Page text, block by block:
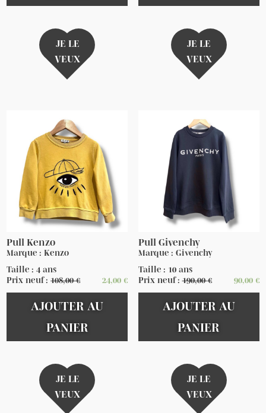
JE LE
VEUX
JE LE
VEUX
Pull Kenzo
Marque : Kenzo
Taille : 4 ans
Prix neuf :108,00€ 24,00 €
AJOUTER AU
PANIER
JE LE
VEUX
Pull Givenchy
Marque : Givenchy
Taille : 10 ans
Prix neuf :190,00€ 90,00 €
AJOUTER AU
PANIER
JE LE
VEUX